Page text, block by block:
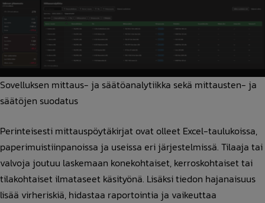
Sovelluksen mittaus- ja säätöanalytiikka sekä mittausten- ja
säätöjen suodatus
Perinteisesti mittauspöytäkirjat ovat olleet Excel-taulukoissa,
paperimuistiinpanoissa ja useissa eri järjestelmissä. Tilaaja tai
valvoja joutuu laskemaan konekohtaiset, kerroskohtaiset tai
tilakohtaiset ilmataseet käsityönä. Lisäksi tiedon hajanaisuus
lisää virheriskiä, hidastaa raportointia ja vaikeuttaa